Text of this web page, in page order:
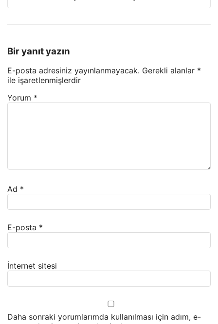
Bir yanıt yazın
E-posta adresiniz yayınlanmayacak. Gerekli alanlar *
ile işaretlenmişlerdir
Yorum *
Ad *
E-posta *
İnternet sitesi
Daha sonraki yorumlarımda kullanılması için adım, e-